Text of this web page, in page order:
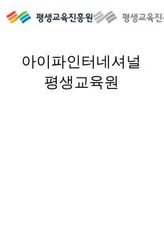
아이파인터네셔널
평생교육원